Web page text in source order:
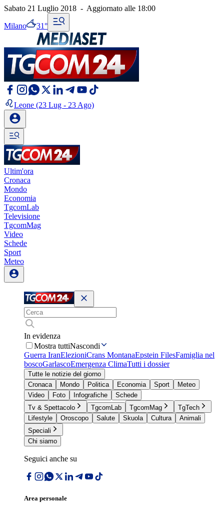
Sabato 21 Luglio 2018 - Aggiornato alle 18:00
Milano 31°
Leone (23 Lug - 23 Ago)
Ultim'ora
Cronaca
Mondo
Economia
TgcomLab
Televisione
TgcomMag
Video
Schede
Sport
Meteo
In evidenza
Mostra tuttiNascondi
Guerra IranElezioniCrans MontanaEpstein FilesFamiglia nel
boscoGarlascoEmergenza ClimaTutti i dossier
Tutte le notizie del giorno
Cronaca
Mondo Politica Economia Sport
Meteo
Video
Foto Infografiche
Schede
Tv & Spettacolo
TgcomLab TgcomMag
TgTech
Lifestyle
Oroscopo Salute Skuola Cultura
Animali
Speciali
Chi siamo
Seguici anche su
Area personale